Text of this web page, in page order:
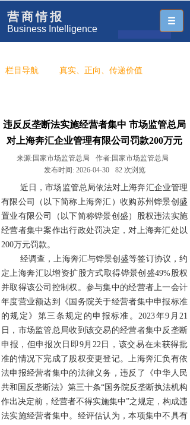
营商情报
Business Intelligence
栏目导航 真实、正向、传递价值
违反反垄断法实施经营者集中 市场监管总局
对上海奔汇企业管理有限公司罚款200万元
来源:国家市场监管总局 作者:国家市场监管总局
发布时间: 2026-04-30 82 次浏览
近日，市场监管总局依法对上海奔汇企业管理
有限公司（以下简称上海奔汇）收购苏州铧景创盛
置业有限公司（以下简称铧景创盛）股权违法实施
经营者集中案作出行政处罚决定，对上海奔汇处以
200万元罚款。
经调查，上海奔汇与铧景创盛等签订协议，约
定上海奔汇以增资扩股方式取得铧景创盛49%股权
并取得该公司控制权。参与集中的经营者上一会计
年度营业额达到《国务院关于经营者集中申报标准
的规定》第三条规定的申报标准。2023年9月21
日，市场监管总局收到该交易的经营者集中反垄断
申报，但申报次日即9月22日，该交易在未获得批
准的情况下完成了股权变更登记。上海奔汇负有依
法申报经营者集中的法律义务，违反了《中华人民
共和国反垄断法》第三十条“国务院反垄断执法机构
作出决定前，经营者不得实施集中”之规定，构成违
法实施经营者集中。经评估认为，本项集中不具有